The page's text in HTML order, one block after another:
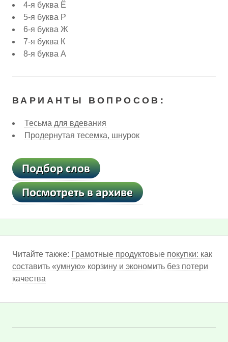
4-я буква Ё
5-я буква Р
6-я буква Ж
7-я буква К
8-я буква А
ВАРИАНТЫ ВОПРОСОВ:
Тесьма для вдевания
Продернутая тесемка, шнурок
Читайте также: Грамотные продуктовые покупки: как
составить «умную» корзину и экономить без потери
качества